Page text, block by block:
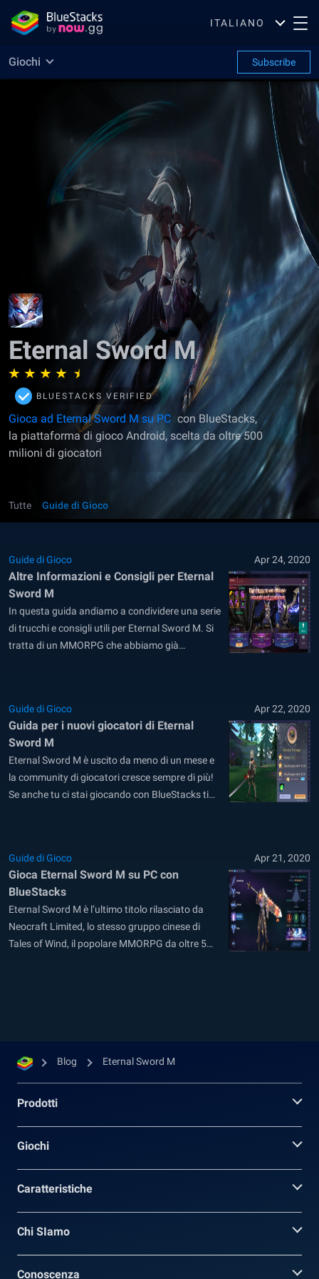
ITALIANO
Giochi Subscribe
Eternal Sword M
BLUESTACKS VERIFIED
Gioca ad Eternal Sword M su PC con BlueStacks,
la piattaforma di gioco Android, scelta da oltre 500
milioni di giocatori
Tutte Guide di Gioco
Guide di Gioco Apr 24, 2020
Altre Informazioni e Consigli per Eternal
Sword M
In questa guida andiamo a condividere una serie
di trucchi e consigli utili per Eternal Sword M. Si
tratta di un MMORPG che abbiamo già
comparto sonoro,...
Guide di Gioco Apr 22, 2020
Guida per i nuovi giocatori di Eternal
Sword M
Eternal Sword M è uscito da meno di un mese e
la community di giocatori cresce sempre di più!
Se anche tu ci stai giocando con BlueStacks ti
prima...
Guide di Gioco Apr 21, 2020
Gioca Eternal Sword M su PC con
BlueStacks
Eternal Sword M è l’ultimo titolo rilasciato da
Neocraft Limited, lo stesso gruppo cinese di
Tales of Wind, il popolare MMORPG da oltre 5
Blog Eternal Sword M
Prodotti
Giochi
Caratteristiche
Chi SIamo
Conoscenza